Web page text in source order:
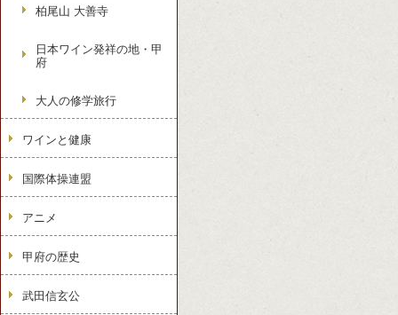
柏尾山 大善寺
日本ワイン発祥の地・甲
府
大人の修学旅行
ワインと健康
国際体操連盟
アニメ
甲府の歴史
武田信玄公